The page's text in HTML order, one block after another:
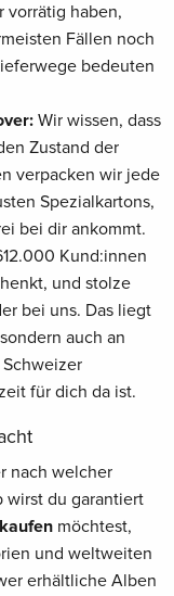
vorrätig haben,
Fällen noch
bedeuten
Wir wissen, dass
Zustand der
verpacken wir jede
Spezialkartons,
bei dir ankommt.
Kund:innen
und stolze
bei uns. Das liegt
auch an
für dich da ist.
nach welcher
wirst du garantiert
möchtest,
und weltweiten
erhältliche Alben